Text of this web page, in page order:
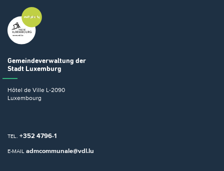
Gemeindeverwaltung der
Stadt Luxemburg
Hôtel de Ville L-2090
Luxembourg
TEL. +352 4796-1
E-MAIL admcommunale@vdl.lu